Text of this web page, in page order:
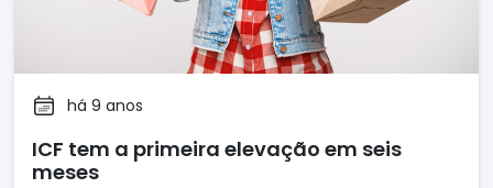
há 9 anos
ICF tem a primeira elevação em seis
meses